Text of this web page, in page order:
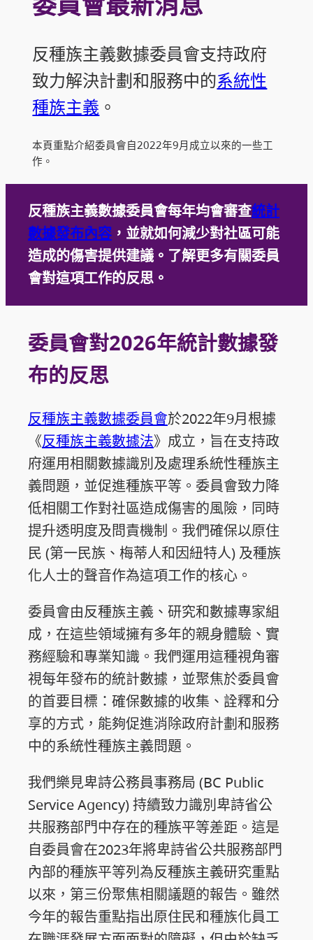
反種族主義數據委員會支持政府
致力解決計劃和服務中的系統性
種族主義 。
本頁重點介紹委員會自2022年9月成立以來的一些工
作。
反種族主義數據委員會每年均會審查統計
數據發布內容 ，並就如何減少對社區可能
造成的傷害提供建議。了解更多有關委員
會對這項工作的反思。
委員會對2026年統計數據發
布的反思
反種族主義數據委員會於2022年9月根據
《反種族主義數據法》成立，旨在支持政
府運用相關數據識別及處理系統性種族主
義問題，並促進種族平等。委員會致力降
低相關工作對社區造成傷害的風險，同時
提升透明度及問責機制。我們確保以原住
民 (第一民族、梅蒂人和因紐特人) 及種族
化人士的聲音作為這項工作的核心。
委員會由反種族主義、研究和數據專家組
成，在這些領域擁有多年的親身體驗、實
務經驗和專業知識。我們運用這種視角審
視每年發布的統計數據，並聚焦於委員會
的首要目標：確保數據的收集、詮釋和分
享的方式，能夠促進消除政府計劃和服務
中的系統性種族主義問題。
我們樂見卑詩公務員事務局 (BC Public
Service Agency) 持續致力識別卑詩省公
共服務部門中存在的種族平等差距。這是
自委員會在2023年將卑詩省公共服務部門
內部的種族平等列為反種族主義研究重點
以來，第三份聚焦相關議題的報告。雖然
今年的報告重點指出原住民和種族化員工